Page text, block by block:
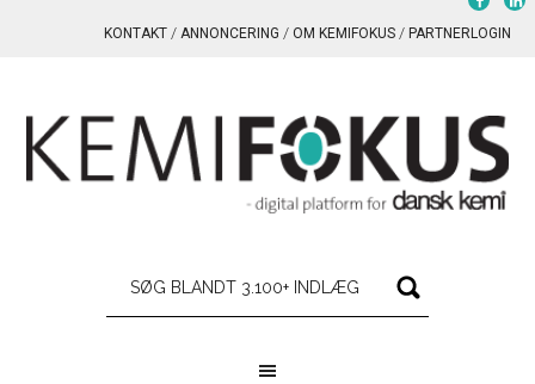
KONTAKT ANNONCERING OM KEMIFOKUS PARTNERLOGIN